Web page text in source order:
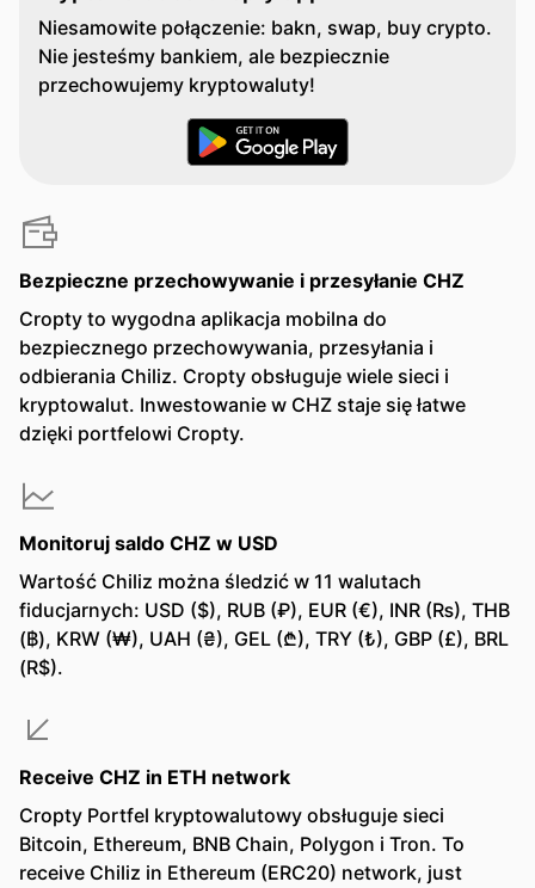
Niesamowite połączenie: bakn, swap, buy crypto.
Nie jesteśmy bankiem, ale bezpiecznie
przechowujemy kryptowaluty!
Bezpieczne przechowywanie i przesyłanie CHZ
Cropty to wygodna aplikacja mobilna do
bezpiecznego przechowywania, przesyłania i
odbierania Chiliz. Cropty obsługuje wiele sieci i
kryptowalut. Inwestowanie w CHZ staje się łatwe
dzięki portfelowi Cropty.
Monitoruj saldo CHZ w USD
Wartość Chiliz można śledzić w 11 walutach
fiducjarnych: USD ($), RUB (₽), EUR (€), INR (₨), THB
(฿), KRW (₩), UAH (₴), GEL (₾), TRY (₺), GBP (£), BRL
(R$).
Receive CHZ in ETH network
Cropty Portfel kryptowalutowy obsługuje sieci
Bitcoin, Ethereum, BNB Chain, Polygon i Tron. To
receive Chiliz in Ethereum (ERC20) network, just